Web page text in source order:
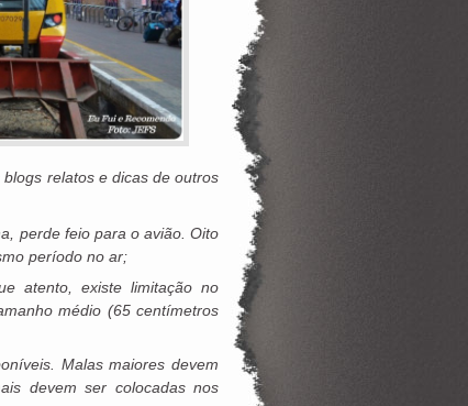
relatos e dicas de outros
perde feio para o avião. Oito
período no ar;
atento, existe limitação no
médio (65 centímetros
Malas maiores devem
devem ser colocadas nos